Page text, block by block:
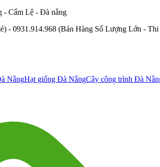
- Cẩm Lệ - Đà nẵng
- 0931.914.968 (Bán Hàng Số Lượng Lớn -
NẵngHạt giống Đà NẵngCây công trình Đà